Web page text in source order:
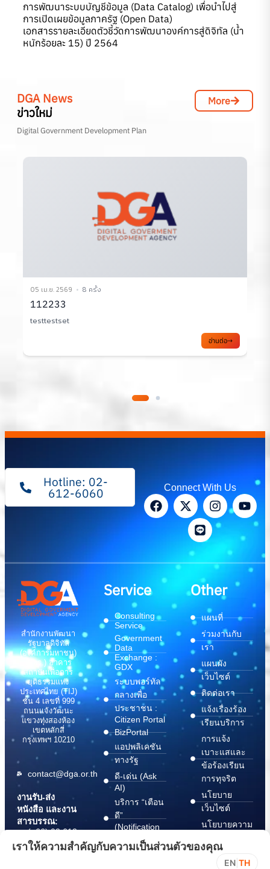
การพัฒนาระบบบัญชีข้อมูล (Data Catalog) เพื่อนำไปสู่
การเปิดเผยข้อมูลภาครัฐ (Open Data)
เอกสารรายละเอียดตัวชี้วัดการพัฒนาองค์การสู่ดิจิทัล (น้ำ
หนักร้อยละ 15) ปี 2564
DGA News
ข่าวใหม่
More
Digital Government Development Plan
05 เม.ย. 2569 8 ครั้ง
112233
testtestset
อ่านต่อ
Hotline: 02-
612-6060 Connect With Us
สำนักงานพัฒนา
รัฐบาลดิจิทัล
(องค์การมหาชน)
(สพร.) อาคาร
สถาบันเพื่อการ
ยุติธรรมแห่ง
ประเทศไทย (TIJ)
ชั้น 4 เลขที่ 999
ถนนแจ้งวัฒนะ
แขวงทุ่งสองห้อง
เขตหลักสี่
กรุงเทพฯ 10210
contact@dga.or.th
งานรับ-ส่ง
หนังสือ และงาน
สารบรรณ:
(+66) 02 612
6000
saraban@dga.or.th
Service
Consulting
Service
Government
Data
Exchange :
GDX
ระบบพอร์ทัล
กลางเพื่อ
ประชาชน :
Citizen Portal
BizPortal
แอปพลิเคชัน
ทางรัฐ
ดี-เด่น (Ask
AI)
บริการ “เตือน
ดี”
(Notification
บริการ
Other
แผนที่
ร่วมงานกับ
เรา
แผนผัง
เว็บไซต์
ติดต่อเรา
แจ้งเรื่องร้อง
เรียนบริการ
การแจ้ง
เบาะแสและ
ข้อร้องเรียน
การทุจริต
นโยบาย
เว็บไซต์
นโยบายความ
ปลอดภัย
สารสนเทศ
เราให้ความสำคัญกับความเป็นส่วนตัวของคุณ
EN TH